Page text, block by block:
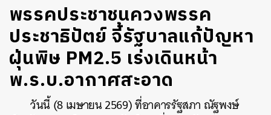
พรรคประชาชนควงพรรค
ประชาธิปัตย์ จี้รัฐบาลแก้ปัญหา
ฝุ่นพิษ PM2.5 เร่งเดินหน้า
พ.ร.บ.อากาศสะอาด
วันนี้ (8 เมษายน 2569) ที่อาคารรัฐสภา ณัฐพงษ์